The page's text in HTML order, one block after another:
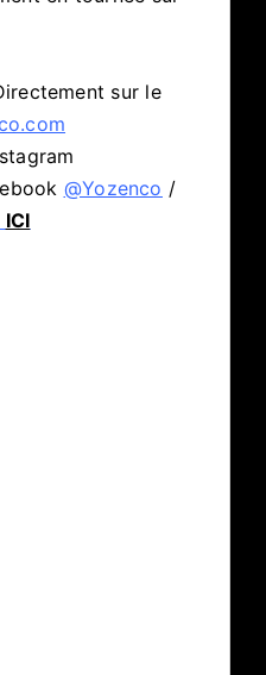
sur le
@Yozenco /
ICI